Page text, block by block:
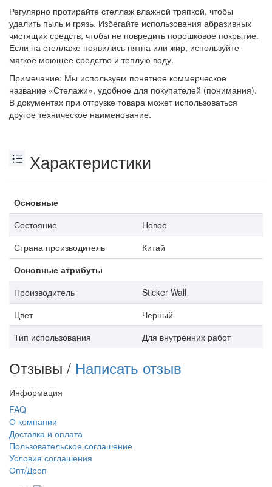
Регулярно протирайте стеллаж влажной тряпкой, чтобы
удалить пыль и грязь. Избегайте использования абразивных
чистящих средств, чтобы не повредить порошковое покрытие.
Если на стеллаже появились пятна или жир, используйте
мягкое моющее средство и теплую воду.
Примечание: Мы используем понятное коммерческое
название «Стелажи», удобное для покупателей (понимания).
В документах при отгрузке товара может использоваться
другое техническое наименование.
Характеристики
Основные
Состояние
Новое
Страна производитель
Китай
Основные атрибуты
Производитель
Sticker Wall
Цвет
Черный
Тип использования
Для внутренних работ
Отзывы / Написать отзыв
Информация
FAQ
О компании
Доставка и оплата
Пользовательское соглашение
Условия соглашения
Опт/Дроп